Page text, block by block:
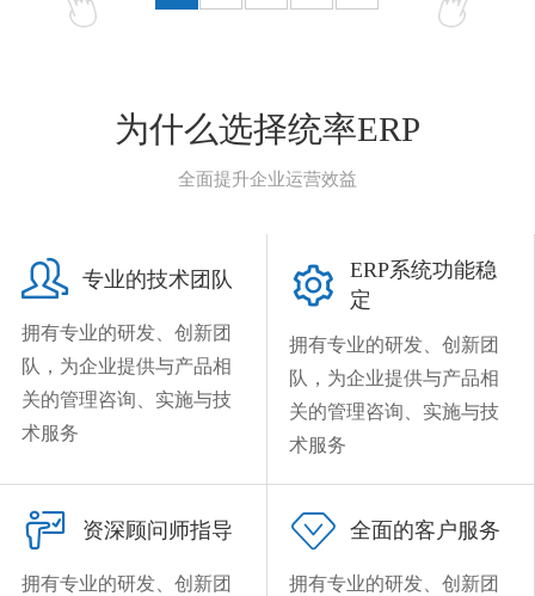
为什么选择统率ERP
全面提升企业运营效益
 专业的技术团队
拥有专业的研发、创新团
队，为企业提供与产品相
关的管理咨询、实施与技
术服务

ERP系统功能稳
定
拥有专业的研发、创新团
队，为企业提供与产品相
关的管理咨询、实施与技
术服务
 资深顾问师指导
拥有专业的研发、创新团
 全面的客户服务
拥有专业的研发、创新团